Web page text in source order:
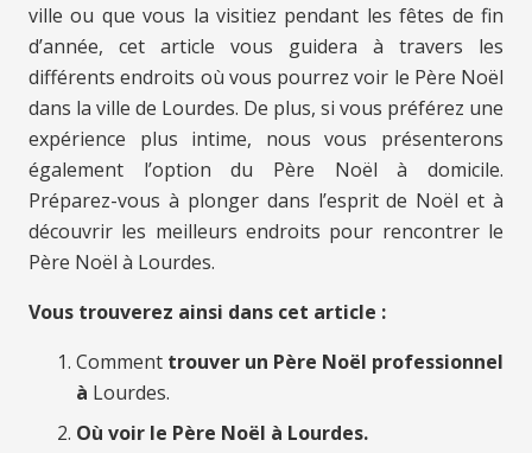
ville ou que vous la visitiez pendant les fêtes de fin
d’année, cet article vous guidera à travers les
différents endroits où vous pourrez voir le Père Noël
dans la ville de Lourdes. De plus, si vous préférez une
expérience plus intime, nous vous présenterons
également l’option du Père Noël à domicile.
Préparez-vous à plonger dans l’esprit de Noël et à
découvrir les meilleurs endroits pour rencontrer le
Père Noël à Lourdes.
Vous trouverez ainsi dans cet article :
Comment trouver un Père Noël professionnel
à Lourdes.
Où voir le Père Noël à Lourdes.